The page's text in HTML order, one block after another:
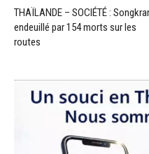
THAÏLANDE – SOCIÉTÉ :
endeuillé par 154 morts sur les
routes